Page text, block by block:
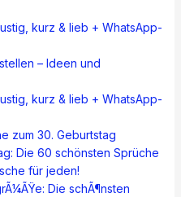
kurz & lieb + WhatsApp-
– Ideen und
kurz & lieb + WhatsApp-
zum 30. Geburtstag
Die 60 schönsten Sprüche
für jeden!
Die schÃ¶nsten